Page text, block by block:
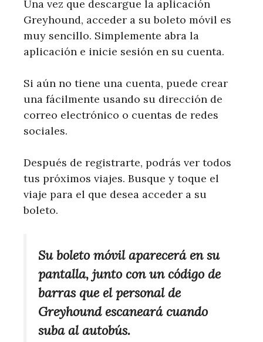
Una vez que descargue la aplicación
Greyhound, acceder a su boleto móvil es
muy sencillo. Simplemente abra la
aplicación e inicie sesión en su cuenta.
Si aún no tiene una cuenta, puede crear
una fácilmente usando su dirección de
correo electrónico o cuentas de redes
sociales.
Después de registrarte, podrás ver todos
tus próximos viajes. Busque y toque el
viaje para el que desea acceder a su
boleto.
Su boleto móvil aparecerá en su
pantalla, junto con un código de
barras que el personal de
Greyhound escaneará cuando
suba al autobús.